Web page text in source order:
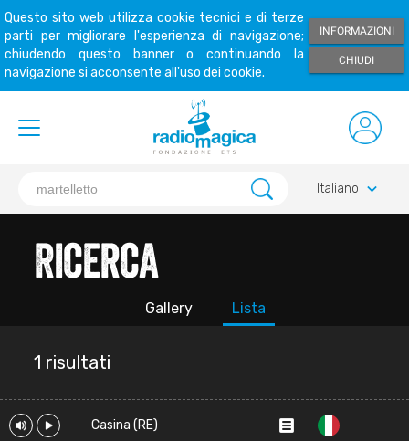
Questo sito web utilizza cookie tecnici e di terze
parti per migliorare l'esperienza di navigazione;
chiudendo questo banner o continuando la
navigazione si acconsente all'uso dei cookie.
INFORMAZIONI
CHIUDI
Italiano keyboard_arrow_down
Ricerca
Gallery Lista
1 risultati
Casina (RE)